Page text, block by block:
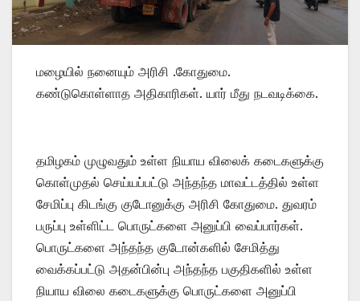
மழையில் நனையும் அரிசி .கோதுமை.
கண்டுகொள்ளாத அதிகாரிகள். யார் மீது நடவடிக்கை.
தமிழகம் முழுவதும் உள்ள நியாய விலைக் கடைகளுக்கு
கொள்முதல் செய்யப்பட்டு அந்தந்த மாவட்டத்தில் உள்ள
சேமிப்பு கிடங்கு குடோனுக்கு அரிசி கோதுமை. துவரம்
பருப்பு உள்ளிட்ட பொருட்களை அனுப்பி வைப்பார்கள்.
பொருட்களை அந்தந்த குடோன்களில் சேமித்து
வைக்கப்பட்டு அதன்பின்பு அந்தந்த பகுதிகளில் உள்ள
நியாய விலை கடைகளுக்கு பொருட்களை அனுப்பி